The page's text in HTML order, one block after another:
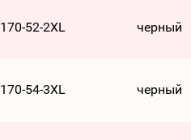
170-52-2XL черный
170-54-3XL черный